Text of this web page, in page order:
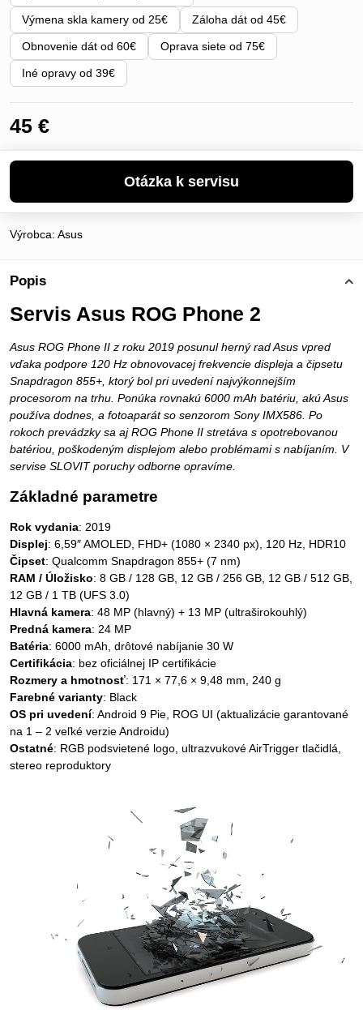
Výmena skla kamery od 25€ Záloha dát od 45€
Obnovenie dát od 60€ Oprava siete od 75€
Iné opravy od 39€
45 €
Výrobca: Asus
Popis
Servis Asus ROG Phone 2
Asus ROG Phone II z roku 2019 posunul herný rad Asus vpred
vďaka podpore 120 Hz obnovovacej frekvencie displeja a čipsetu
Snapdragon 855+, ktorý bol pri uvedení najvýkonnejším
procesorom na trhu. Ponúka rovnakú 6000 mAh batériu, akú Asus
používa dodnes, a fotoaparát so senzorom Sony IMX586. Po
rokoch prevádzky sa aj ROG Phone II stretáva s opotrebovanou
batériou, poškodeným displejom alebo problémami s nabíjaním. V
servise SLOVIT poruchy odborne opravíme.
Základné parametre
Rok vydania: 2019
Displej: 6,59″ AMOLED, FHD+ (1080 × 2340 px), 120 Hz, HDR10
Čipset: Qualcomm Snapdragon 855+ (7 nm)
RAM / Úložisko: 8 GB / 128 GB, 12 GB / 256 GB, 12 GB / 512 GB,
12 GB / 1 TB (UFS 3.0)
Hlavná kamera: 48 MP (hlavný) + 13 MP (ultraširokouhlý)
Predná kamera: 24 MP
Batéria: 6000 mAh, drôtové nabíjanie 30 W
Certifikácia: bez oficiálnej IP certifikácie
Rozmery a hmotnosť: 171 × 77,6 × 9,48 mm, 240 g
Farebné varianty: Black
OS pri uvedení: Android 9 Pie, ROG UI (aktualizácie garantované
na 1 – 2 veľké verzie Androidu)
Ostatné: RGB podsvietené logo, ultrazvukové AirTrigger tlačidlá,
stereo reproduktory